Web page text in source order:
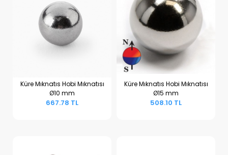
Sepete Ekle
Küre Mıknatıs Hobi Mıknatısı
Ø10 mm
667.78 TL
Sepete Ekle
Küre Mıknatıs Hobi Mıknatısı
Ø15 mm
508.10 TL